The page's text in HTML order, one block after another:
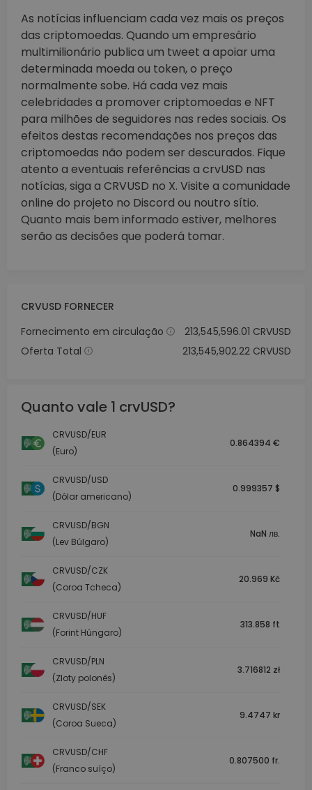
As notícias influenciam cada vez mais os preços
das criptomoedas. Quando um empresário
multimilionário publica um tweet a apoiar uma
determinada moeda ou token, o preço
normalmente sobe. Há cada vez mais
celebridades a promover criptomoedas e NFT
para milhões de seguidores nas redes sociais. Os
efeitos destas recomendações nos preços das
criptomoedas não podem ser descurados. Fique
atento a eventuais referências a crvUSD nas
notícias, siga a CRVUSD no X. Visite a comunidade
online do projeto no Discord ou noutro sítio.
Quanto mais bem informado estiver, melhores
serão as decisões que poderá tomar.
CRVUSD FORNECER
Fornecimento em circulação
213,545,596.01 CRVUSD
Oferta Total
213,545,902.22 CRVUSD
Quanto vale 1 crvUSD?
CRVUSD/EUR
(Euro)
0.864394 €
CRVUSD/USD
(Dólar americano)
0.999357 $
CRVUSD/BGN
(Lev Búlgaro)
NaN лв.
CRVUSD/CZK
(Coroa Tcheca)
20.969 Kč
CRVUSD/HUF
(Forint Húngaro)
313.858 ft
CRVUSD/PLN
(Zloty polonês)
3.716812 zł
CRVUSD/SEK
(Coroa Sueca)
9.4747 kr
CRVUSD/CHF
(Franco suíço)
0.807500 fr.